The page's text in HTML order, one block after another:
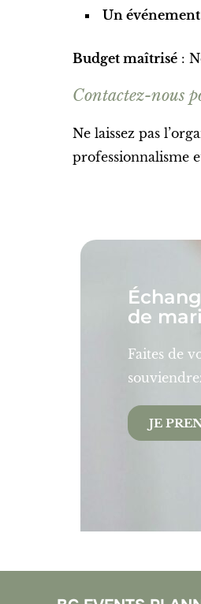
Un
Budget maîtrisé :
Contactez-nous
Ne laissez pas
professionnalisme
de
Faites de
JE